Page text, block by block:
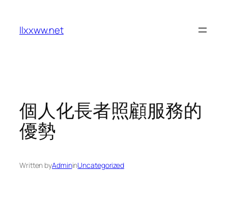
content
llxxww.net
個人化長者照顧服務的
優勢
Written byAdmininUncategorized